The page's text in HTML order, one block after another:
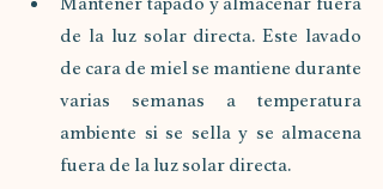
de la luz solar directa. Este lavado
de cara de miel se mantiene durante
varias semanas a temperatura
ambiente si se sella y se almacena
fuera de la luz solar directa.